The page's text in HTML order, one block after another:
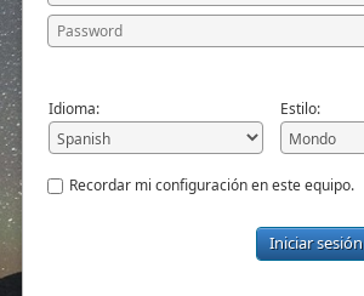
Idioma: Estilo:
Recordar mi configuración en este equipo.
Iniciar sesión